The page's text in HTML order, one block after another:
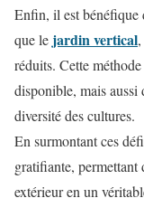
Enfin, il est bénéfique
que le jardin vertical
réduits. Cette
disponible, mais
diversité des cultures.
En surmontant ces
gratifiante, permettant
extérieur en un